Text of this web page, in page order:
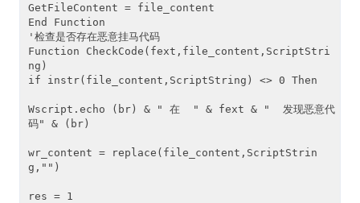
GetFileContent = file_content
End Function
'检查是否存在恶意挂马代码
Function CheckCode(fext,file_content,ScriptStri
ng)
if instr(file_content,ScriptString) <> 0 Then
Wscript.echo (br) & " 在  " & fext & "  发现恶意代
码" & (br)
wr_content = replace(file_content,ScriptStrin
g,"")
res = 1